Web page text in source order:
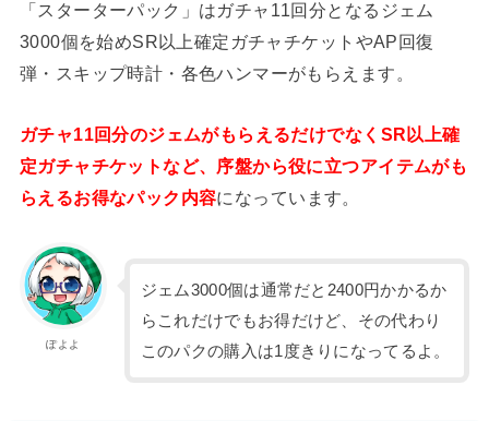
「スターターパック」はガチャ11回分となるジェム
3000個を始めSR以上確定ガチャチケットやAP回復
弾・スキップ時計・各色ハンマーがもらえます。
ガチャ11回分のジェムがもらえるだけでなくSR以上確
定ガチャチケットなど、序盤から役に立つアイテムがも
らえるお得なパック内容になっています。
ぽよよ
ジェム3000個は通常だと2400円かかるか
らこれだけでもお得だけど、その代わり
このパクの購入は1度きりになってるよ。